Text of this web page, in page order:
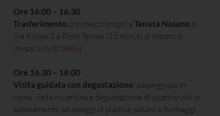
Ore 16.00 – 16.30
Trasferimento con mezzi propri aTenuta Nasano in
Via Rilone 2 a Riolo Terme (15 minuti di distanza)
(maps: urly.it/3s8jy)
Ore 16.30 – 18.00
Visita guidata con degustazione: passeggiata in
vigna, visita in cantina e degustazione di quattro vini in
abbinamento ad assaggi di piadina, salumi e formaggi.